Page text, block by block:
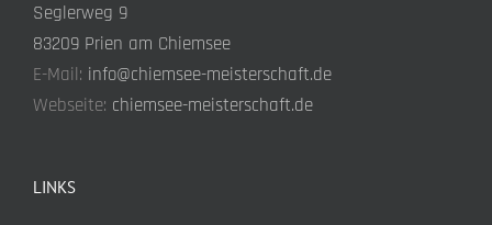
Seglerweg 9
83209 Prien am Chiemsee
E-Mail: info@chiemsee-meisterschaft.de
Webseite: chiemsee-meisterschaft.de
LINKS